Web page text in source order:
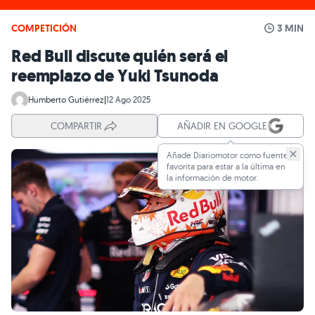
COMPETICIÓN 3 MIN
Red Bull discute quién será el
reemplazo de Yuki Tsunoda
Humberto Gutiérrez|12 Ago 2025
COMPARTIR AÑADIR EN GOOGLE
Añade Diariomotor como fuente
favorita para estar a la última en
la información de motor.